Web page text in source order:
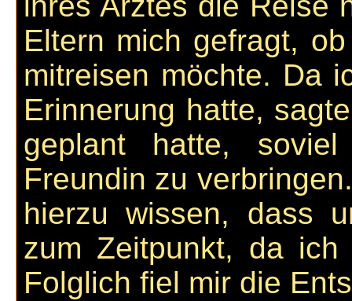
Eltern mich gefragt,
mitreisen möchte. Da
Erinnerung hatte,
geplant hatte,
Freundin zu
hierzu wissen, dass
zum Zeitpunkt, da
Folglich fiel mir die